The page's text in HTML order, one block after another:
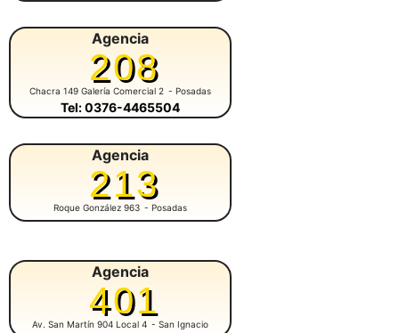
Agencia
208
Chacra 149 Galería Comercial 2 - Posadas
Tel: 0376-4465504
Agencia
213
Roque González 963 - Posadas
Agencia
401
Av. San Martín 904 Local 4 - San Ignacio